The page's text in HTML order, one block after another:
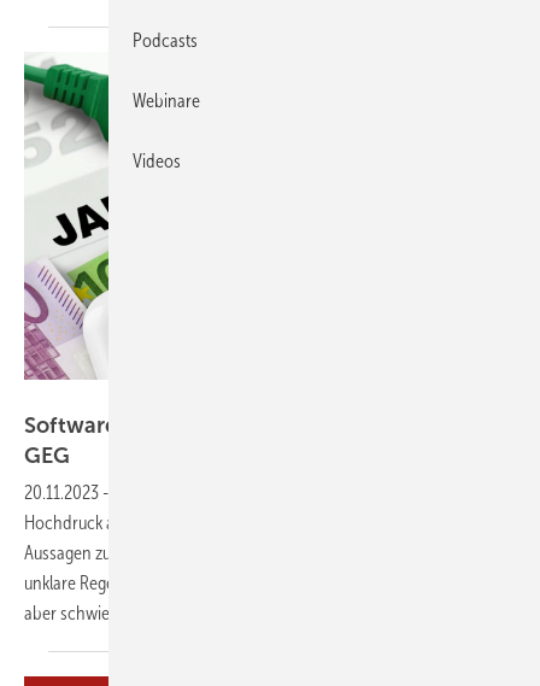
Softwarehersteller verweisen auf Untiefen des
GEG
20.11.2023 -
Hochdruck an der Umsetzung der Änderungen des GEG. Fehlende
Aussagen zur Bundesförderung für effiziente Gebäude (BEG) und
unklare Regeln zur Berechnung des Erneuerbaren-Anteil machen das
aberschwierig.
Podcasts
Webinare
Videos